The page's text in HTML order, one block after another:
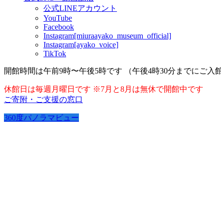
公式LINEアカウント
YouTube
Facebook
Instagram[miuraayako_museum_official]
Instagram[ayako_voice]
TikTok
開館時間は午前9時〜午後5時です （午後4時30分までにご入
休館日は毎週月曜日です ※7月と8月は無休で開館中です
ご寄附・ご支援の窓口
360度パノラマビュー